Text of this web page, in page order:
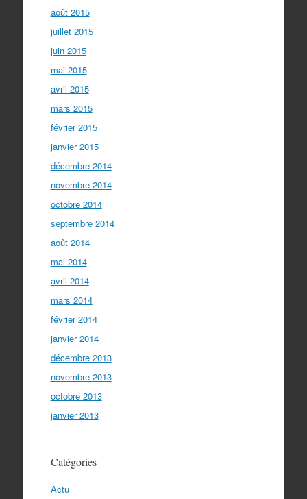
août 2015
juillet 2015
juin 2015
mai 2015
avril 2015
mars 2015
février 2015
janvier 2015
décembre 2014
novembre 2014
octobre 2014
septembre 2014
août 2014
mai 2014
avril 2014
mars 2014
février 2014
janvier 2014
décembre 2013
novembre 2013
octobre 2013
janvier 2013
Catégories
Actu